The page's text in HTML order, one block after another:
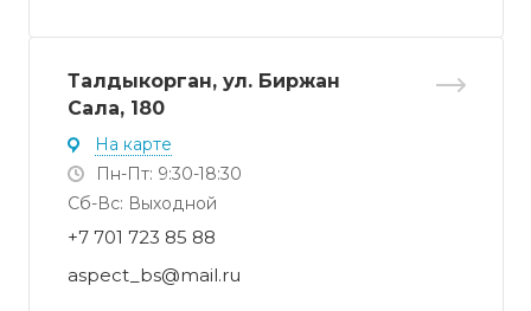
Талдыкорган, ул. Биржан
Сала, 180
На карте
Пн-Пт: 9:30-18:30
Cб-Вс: Выходной
+7 701 723 85 88
aspect_bs@mail.ru